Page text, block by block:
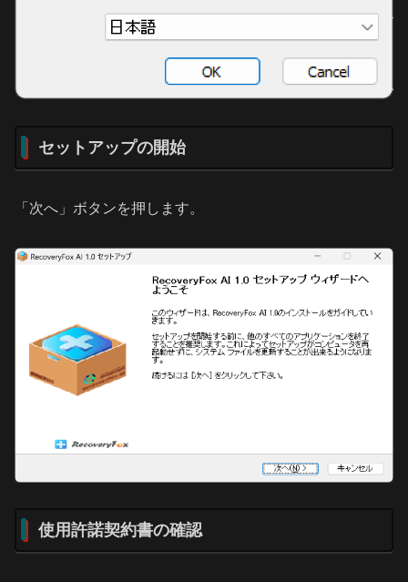
セットアップの開始
「次へ」ボタンを押します。
使用許諾契約書の確認